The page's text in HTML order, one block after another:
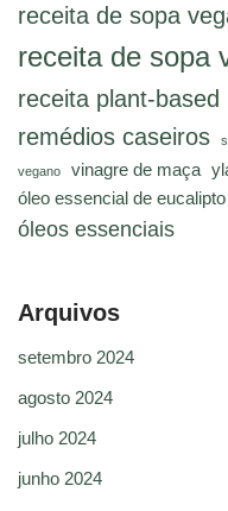
receita de sopa
receita de sopa
receita plant-based
remédios caseiros
vegano vinagre de maça
óleo essencial de eucalipto
óleos essenciais
Arquivos
setembro 2024
agosto 2024
julho 2024
junho 2024